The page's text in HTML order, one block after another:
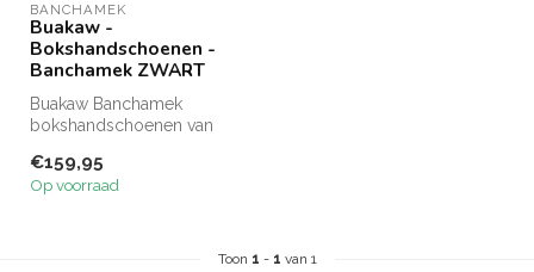
BANCHAMEK
Buakaw -
Bokshandschoenen -
Banchamek ZWART
Buakaw Banchamek
bokshandschoenen van
uitstekende beschermin...
€159,95
Op voorraad
Toon 1 - 1 van 1